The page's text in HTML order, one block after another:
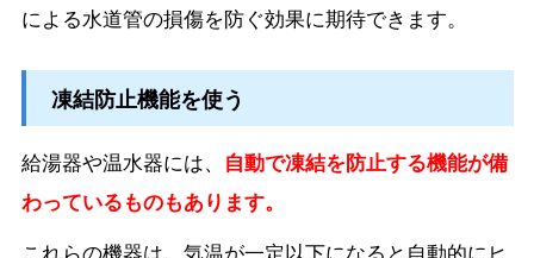
による水道管の損傷を防ぐ効果に期待できます。
凍結防止機能を使う
給湯器や温水器には、
自動で凍結を防止する機能が備
わっているものもあります。
これらの機器は、気温が一定以下になると自動的にヒ